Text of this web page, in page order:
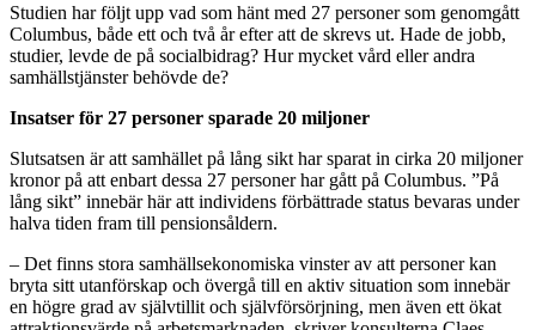
Studien har följt upp vad som hänt med 27 personer som genomgått
Columbus, både ett och två år efter att de skrevs ut. Hade de jobb,
studier, levde de på socialbidrag? Hur mycket vård eller andra
samhällstjänster behövde de?
Insatser för 27 personer sparade 20 miljoner
Slutsatsen är att samhället på lång sikt har sparat in cirka 20 miljoner
kronor på att enbart dessa 27 personer har gått på Columbus. ”På
lång sikt” innebär här att individens förbättrade status bevaras under
halva tiden fram till pensionsåldern.
– Det finns stora samhällsekonomiska vinster av att personer kan
bryta sitt utanförskap och övergå till en aktiv situation som innebär
en högre grad av självtillit och självförsörjning, men även ett ökat